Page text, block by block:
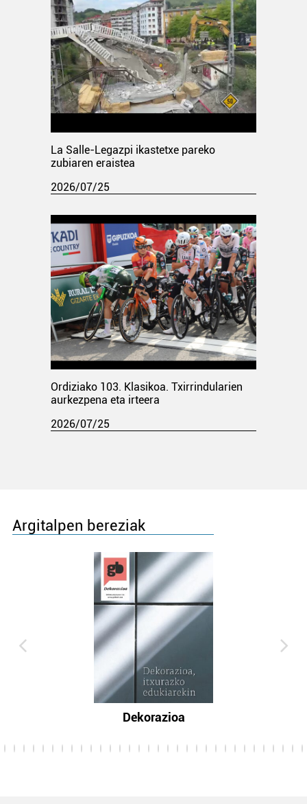
La Salle-Legazpi ikastetxe pareko
zubiaren eraistea
2026/07/25
Ordiziako 103. Klasikoa. Txirrindularien
aurkezpena eta irteera
2026/07/25
Argitalpen bereziak
Dekorazioa